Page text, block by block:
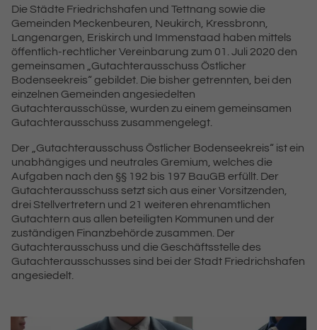
Die Städte Friedrichshafen und Tettnang sowie die
Gemeinden Meckenbeuren, Neukirch, Kressbronn,
Langenargen, Eriskirch und Immenstaad haben mittels
öffentlich-rechtlicher Vereinbarung zum 01. Juli 2020 den
gemeinsamen „Gutachterausschuss Östlicher
Bodenseekreis“ gebildet. Die bisher getrennten, bei den
einzelnen Gemeinden angesiedelten
Gutachterausschüsse, wurden zu einem gemeinsamen
Gutachterausschuss zusammengelegt.
Der „Gutachterausschuss Östlicher Bodenseekreis“ ist ein
unabhängiges und neutrales Gremium, welches die
Aufgaben nach den §§ 192 bis 197 BauGB erfüllt. Der
Gutachterausschuss setzt sich aus einer Vorsitzenden,
drei Stellvertretern und 21 weiteren ehrenamtlichen
Gutachtern aus allen beteiligten Kommunen und der
zuständigen Finanzbehörde zusammen. Der
Gutachterausschuss und die Geschäftsstelle des
Gutachterausschusses sind bei der Stadt Friedrichshafen
angesiedelt.